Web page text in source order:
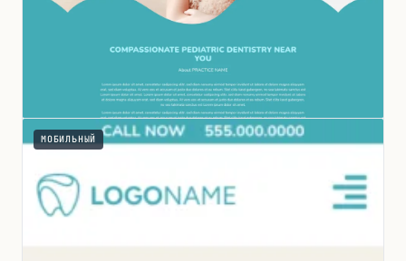
МОБИЛЬНЫЙ